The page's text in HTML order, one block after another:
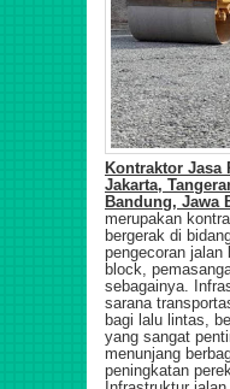
Kontraktor Jasa
Jakarta,
Bandung, Jawa
merupakan
bergerak di
pengecoran jalan
block,
sebagainya.
sarana
bagi lalu lintas,
yang sangat
menunjang
peningkatan